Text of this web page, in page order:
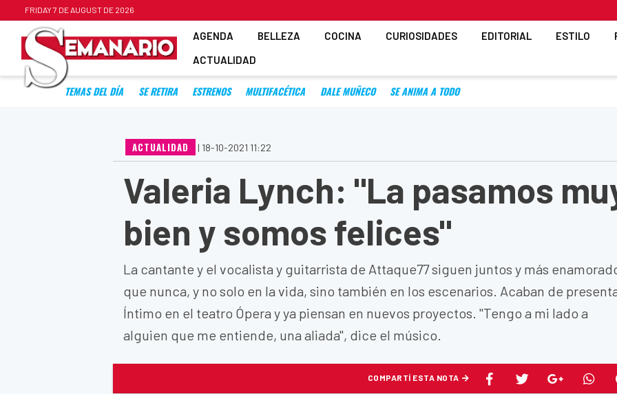
FRIDAY 7 DE AUGUST DE 2026
AGENDA BELLEZA COCINA CURIOSIDADES EDITORIAL ESTILO
ACTUALIDAD
TEMAS DEL DÍA SE RETIRA ESTRENOS MULTIFACÉTICA DALE MUÑECO SE ANIMA A TODO
ACTUALIDAD | 18-10-2021 11:22
Valeria Lynch: "La pasamos
bien y somos felices"
La cantante y el vocalista y guitarrista de Attaque77 siguen juntos y más
que nunca, y no solo en la vida, sino también en los escenarios. Acaban de
Íntimo en el teatro Ópera y ya piensan en nuevos proyectos. "Tengo a mi lado a
alguien que me entiende, una aliada", dice el músico.
COMPARTÍ ESTA NOTA